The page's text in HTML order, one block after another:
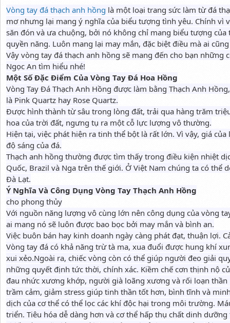
Vòng tay đá thạch anh hồng là một loại trang sức làm từ đá
mơ nhưng lại mang ý nghĩa của biểu tượng tình yêu. Chính vì
săn đón và ưa chuộng, bởi nó không chỉ mang biểu tượng
quyền năng. Luôn mang lại may mắn, đặc biệt điều mà ai
Vậy vòng tay đá thạch anh hồng sẽ mang đến cho bạn những
Ngọc An tìm hiểu nhé!
Một Số Đặc Điểm Của Vòng Tay Đá Hoa Hồng
Vòng Tay Đá Thạch Anh Hồng được làm bằng Thạch Anh
là Pink Quartz hay Rose Quartz.
Được hình thành từ sâu trong lòng đất, trải qua hàng trăm
hoa của trời đất, ngưng tụ ra một cỗ lực lượng vô thường.
Hiện tại, việc phát hiện ra tinh thể bột là rất lớn. Vì vậy, giá
độ sáng của đá.
Thạch anh hồng thường được tìm thấy trong điều kiện nhiệt
Quốc, Brazil và Nga trên thế giới. Ở Việt Nam chúng ta có thể
Đà Lạt.
Ý Nghĩa Và Công Dụng Vòng Tay Thạch Anh Hồng
cho phong thủy
Với nguồn năng lượng vô cùng lớn nên công dụng của vòng
ai mang nó sẽ luôn được bao bọc bởi may mắn và bình an.
Việc buôn bán hay kinh doanh ngày càng phát đạt, thuận lợi.
Vòng tay đá có khả năng trừ tà ma, xua đuổi được hung khí
xui xẻo.Ngoài ra, chiếc vòng còn có thể giúp người đeo giải
những quyết định tức thời, chính xác. Kiềm chế cơn thịnh nộ
đau nhức xương khớp, người già loãng xương và rối loạn
trầm cảm, giảm stress giúp tinh thần tốt hơn, bình tĩnh và
dịch của cơ thể có thể lọc các khí độc hại trong môi trường.
triển. Tiêu hóa dễ dàng hơn và cơ thể hấp thụ chất dinh